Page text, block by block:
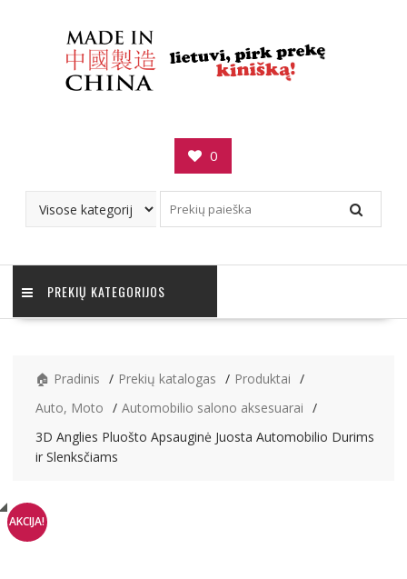
0
PREKIŲ KATEGORIJOS
🏠 Pradinis Prekių katalogas
Produktai
Auto, Moto
Automobilio salono aksesuarai
3D Anglies Pluošto Apsauginė Juosta Automobilio Durims
ir Slenksčiams
AKCIJA!